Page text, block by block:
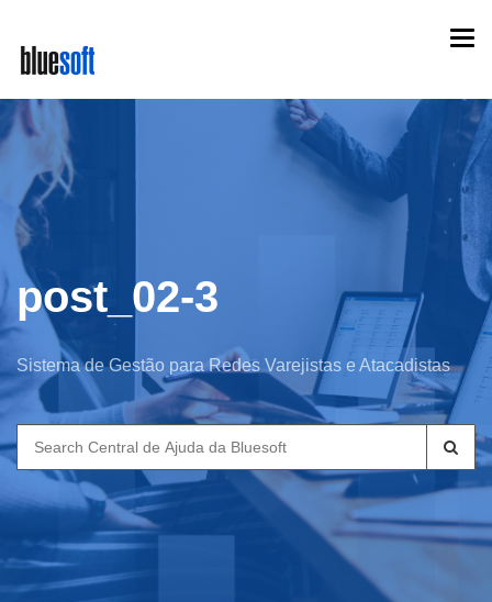
main
content
post_02-3
Sistema de Gestão para Redes Varejistas e Atacadistas
Search
for: